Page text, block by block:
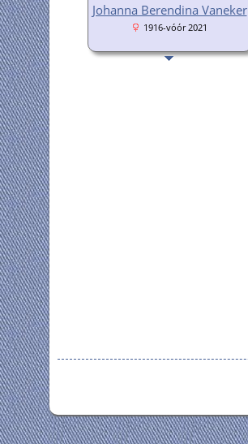
Johanna Berendina Vaneker
1916-vóór 2021